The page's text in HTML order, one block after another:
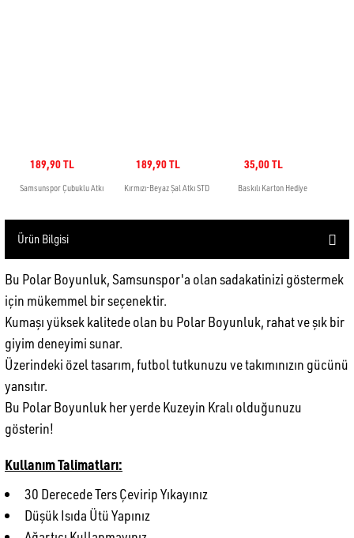
Ürün Bilgisi
Bu Polar Boyunluk, Samsunspor'a olan sadakatinizi göstermek
için mükemmel bir seçenektir.
Kumaşı yüksek kalitede olan bu Polar Boyunluk, rahat ve şık bir
giyim deneyimi sunar.
Üzerindeki özel tasarım, futbol tutkunuzu ve takımınızın gücünü
yansıtır.
Bu Polar Boyunluk her yerde Kuzeyin Kralı olduğunuzu
gösterin!
Kullanım Talimatları:
30 Derecede Ters Çevirip Yıkayınız
Düşük Isıda Ütü Yapınız